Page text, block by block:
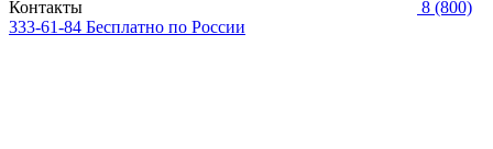
Контакты
8 (800)
333-61-84 Бесплатно по России